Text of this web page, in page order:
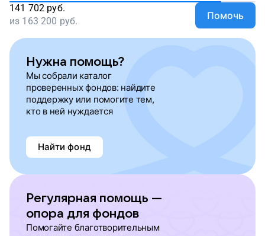
141 702 руб.
из 163 200 руб. Помочь
Нужна помощь?
Мы собрали каталог
проверенных фондов: найдите
поддержку или помогите тем,
кто в ней нуждается
Найти фонд
Регулярная помощь —
опора для фондов
Помогайте благотворительным